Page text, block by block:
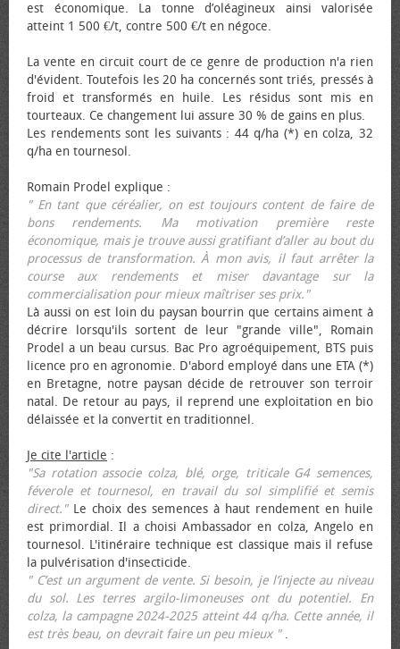
est économique. La tonne d’oléagineux ainsi valorisée
atteint 1 500 €/t, contre 500 €/t en négoce.
La vente en circuit court de ce genre de production n'a rien
d'évident. Toutefois les 20 ha concernés sont triés, pressés à
froid et transformés en huile. Les résidus sont mis en
tourteaux. Ce changement lui assure 30 % de gains en plus.
Les rendements sont les suivants : 44 q/ha (*) en colza, 32
q/ha en tournesol.
Romain Prodel explique :
" En tant que céréalier, on est toujours content de faire de
bons rendements. Ma motivation première reste
économique, mais je trouve aussi gratifiant d’aller au bout du
processus de transformation. À mon avis, il faut arrêter la
course aux rendements et miser davantage sur la
commercialisation pour mieux maîtriser ses prix."
Là aussi on est loin du paysan bourrin que certains aiment à
décrire lorsqu'ils sortent de leur "grande ville", Romain
Prodel a un beau cursus. Bac Pro agroéquipement, BTS puis
licence pro en agronomie. D'abord employé dans une ETA (*)
en Bretagne, notre paysan décide de retrouver son terroir
natal. De retour au pays, il reprend une exploitation en bio
délaissée et la convertit en traditionnel.
Je cite l'article :
"Sa rotation associe colza, blé, orge, triticale G4 semences,
féverole et tournesol, en travail du sol simplifié et semis
direct."Le choix des semences à haut rendement en huile
est primordial. Il a choisi Ambassador en colza, Angelo en
tournesol. L'itinéraire technique est classique mais il refuse
la pulvérisation d'insecticide.
" C’est un argument de vente. Si besoin, je l’injecte au niveau
du sol. Les terres argilo-limoneuses ont du potentiel. En
colza, la campagne 2024-2025 atteint 44 q/ha. Cette année, il
est très beau, on devrait faire un peu mieux ".